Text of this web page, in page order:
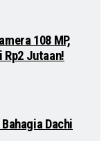
108 MP,
Rp2 Jutaan!
Dachi